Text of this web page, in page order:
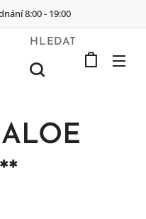
8:00 - 19:00
HLEDAT